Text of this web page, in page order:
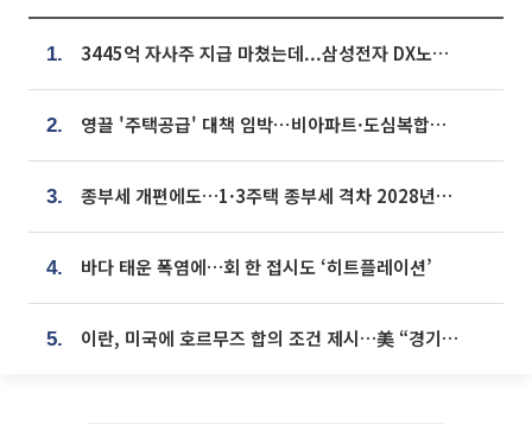
1. 3445억 자사주 지급 마쳤는데...삼성전자 DX노조, 뒤늦은 '떼쓰기 집회'
2. 영끌 '주택공급' 대책 임박⋯비아파트·도심복합까지 총동원
3. 종부세 개편에도…1·3주택 종부세 격차 2028년부터 확대
4. 바다 태운 폭염에…회 한 접시도 ‘히트플레이션’
5. 이란, 미국에 호르무즈 합의 조건 제시…美 “경기 아직 안 끝나” [종합]